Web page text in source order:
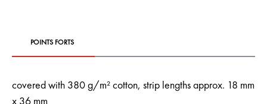
POINTS FORTS
covered with 380 g/m² cotton, strip lengths approx. 18 mm
x 36 mm